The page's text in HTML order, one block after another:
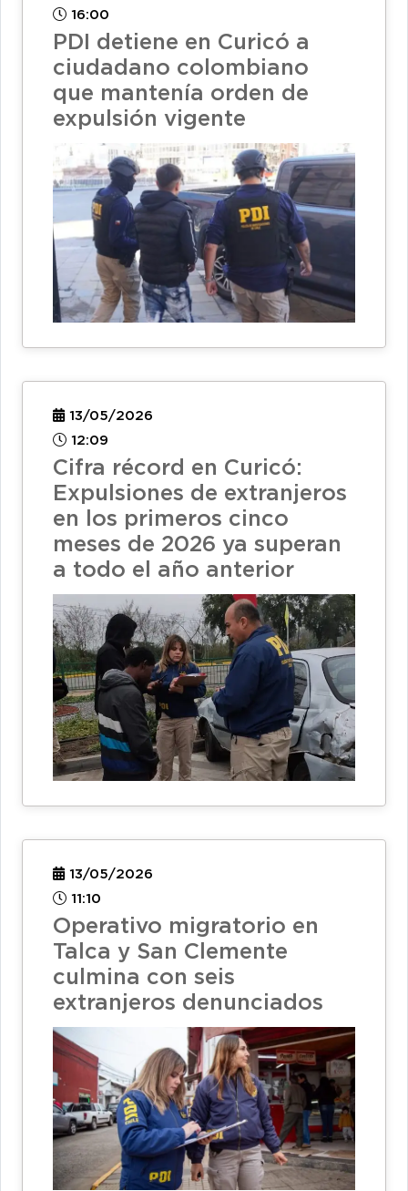
16:00
PDI detiene en Curicó a
ciudadano colombiano
que mantenía orden de
expulsión vigente
13/05/2026
12:09
Cifra récord en Curicó:
Expulsiones de extranjeros
en los primeros cinco
meses de 2026 ya superan
a todo el año anterior
13/05/2026
11:10
Operativo migratorio en
Talca y San Clemente
culmina con seis
extranjeros denunciados